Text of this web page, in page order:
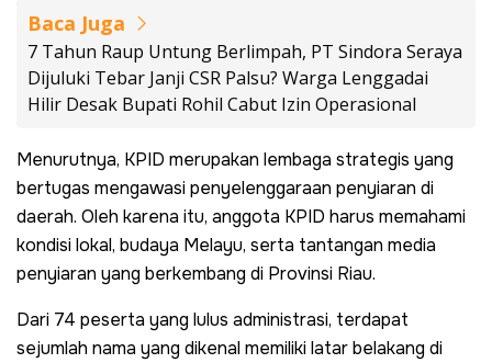
Baca Juga
7 Tahun Raup Untung Berlimpah, PT Sindora Seraya
Dijuluki Tebar Janji CSR Palsu? Warga Lenggadai
Hilir Desak Bupati Rohil Cabut Izin Operasional
Menurutnya, KPID merupakan lembaga strategis yang
bertugas mengawasi penyelenggaraan penyiaran di
daerah. Oleh karena itu, anggota KPID harus memahami
kondisi lokal, budaya Melayu, serta tantangan media
penyiaran yang berkembang di Provinsi Riau.
Dari 74 peserta yang lulus administrasi, terdapat
sejumlah nama yang dikenal memiliki latar belakang di